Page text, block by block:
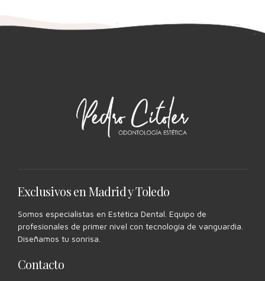
Exclusivos en Madrid y Toledo
Somos especialistas en Estética Dental. Equipo de
profesionales de primer nivel con tecnología de vanguardia.
Diseñamos tu sonrisa.
Contacto